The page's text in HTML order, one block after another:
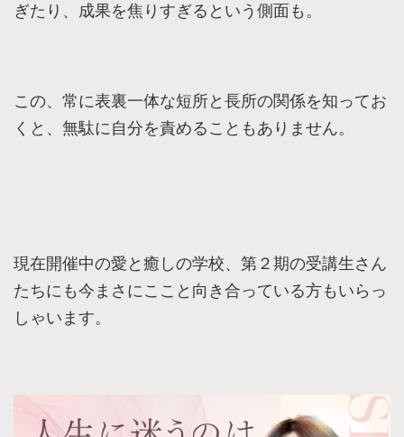
ぎたり、成果を焦りすぎるという側面も。
この、常に表裏一体な短所と長所の関係​を知ってお
くと、無駄に自分を責めることもありません。
現在開催中の愛と癒しの学校、第２期の受講生さん
たちにも今まさにここと向き合っている方もいらっ
しゃいます。